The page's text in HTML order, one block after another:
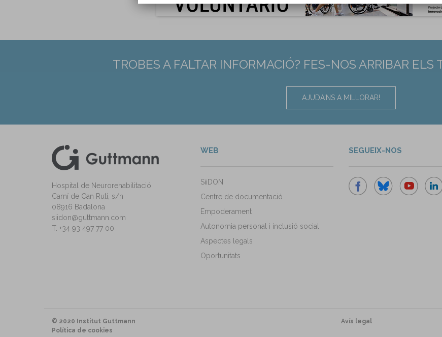
TROBES A FALTAR INFORMACIÓ? FES-NOS ARRIBAR ELS
AJUDA'NS A MILLORAR!
Hospital de Neurorehabilitació
Camí de Can Ruti, s/n
08916 Badalona
siidon@guttmann.com
T. +34 93 497 77 00
WEB
SiiDON
Centre de documentació
Empoderament
Autonomia personal i inclusió social
Aspectes legals
Oportunitats
SEGUEIX-NOS
© 2020 Institut Guttmann Avís legal
Política de cookies